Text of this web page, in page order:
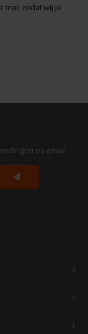
mail zodat wij je
via email